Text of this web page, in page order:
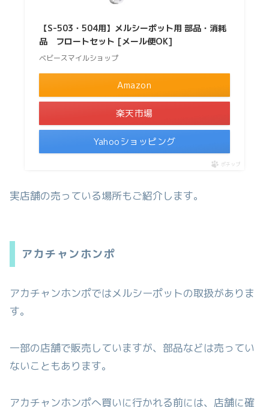
【S-503・504用】メルシーポット用 部品・消耗
品 フロートセット [メール便OK]
ベビースマイルショップ
Amazon
楽天市場
Yahooショッピング
ポチップ
実店舗の売っている場所もご紹介します。
アカチャンホンポ
アカチャンホンポではメルシーポットの取扱がありま
す。
一部の店舗で販売していますが、部品などは売ってい
ないこともあります。
アカチャンホンポへ買いに行かれる前には、店舗に確